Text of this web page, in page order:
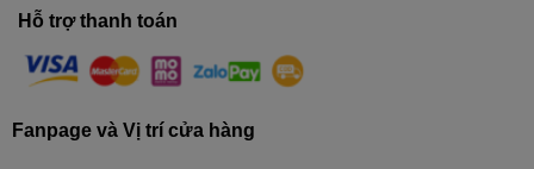
Hỗ trợ thanh toán
Fanpage và Vị trí cửa hàng